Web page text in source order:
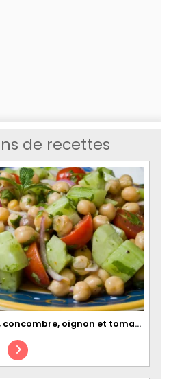
de recettes
Salade de pois chiches, concombre, oignon et tomates